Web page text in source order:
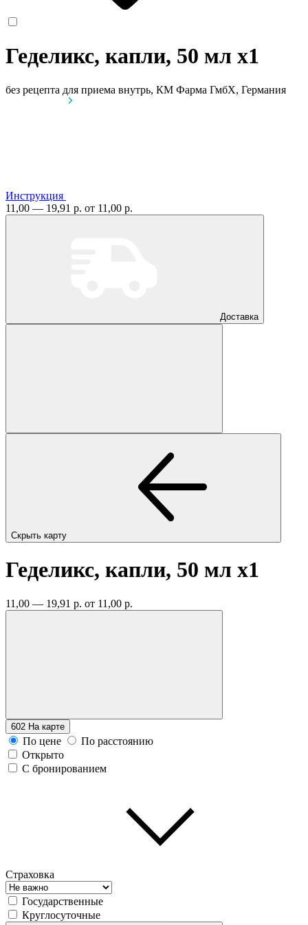
Геделикс, капли, 50 мл x1
без рецепта для приема внутрь, КМ Фарма ГмбХ, Германия
Инструкция
11,00 — 19,91 р. от 11,00 р.
Доставка
Скрыть карту
Геделикс, капли, 50 мл x1
11,00 — 19,91 р. от 11,00 р.
602 На карте
По цене
По расстоянию
Открыто
С бронированием
Страховка
Государственные
Круглосуточные